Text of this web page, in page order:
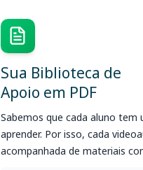
Sua Biblioteca de
Apoio em PDF
Sabemos que cada aluno tem
aprender. Por isso, cada
acompanhada de materiais